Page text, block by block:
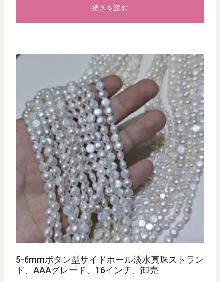
続きを読む
5-6mmボタン型サイドホール淡水真珠ストラン
ド、AAAグレード、16インチ、卸売